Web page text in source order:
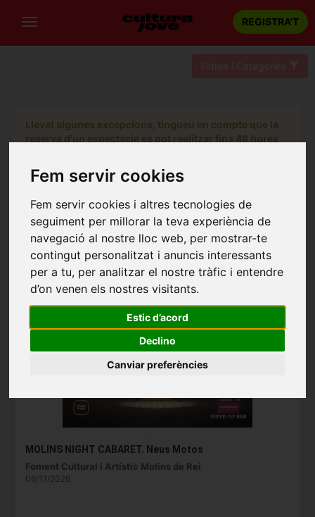
Fem servir cookies
Fem servir cookies i altres tecnologies de
seguiment per millorar la teva experiència de
navegació al nostre lloc web, per mostrar-te
contingut personalitzat i anuncis interessants
per a tu, per analitzar el nostre tràfic i entendre
d’on venen els nostres visitants.
Estic d’acord
Declino
Canviar preferències
REGISTRA'T
Llevat algunes excepcions, tingueu en compte que la
reserva d'un espectacle es pot realitzar fins 48 hores
MOLINS NIGHT CABARET. Neus Motos
Foment Cultural i Artístic Molins de Rei
06/11/2026